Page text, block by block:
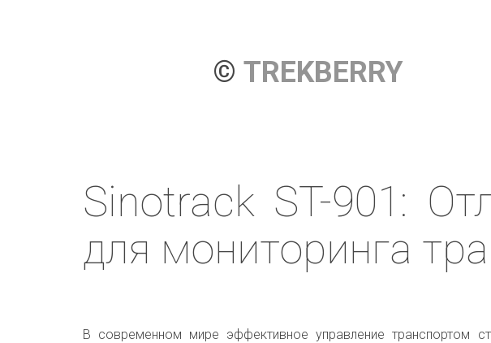
© TREKBERRY
Sinotrack ST-901:
для мониторинга
В современном мире эффективное управление транспортом